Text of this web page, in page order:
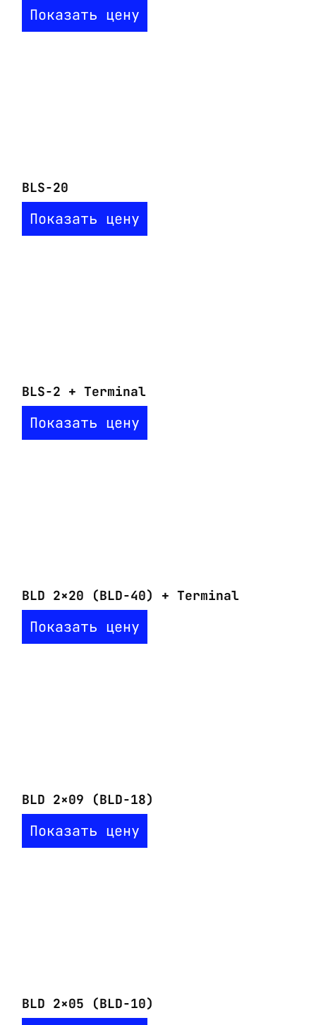
Показать цену
BLS-20
Показать цену
BLS-2 + Terminal
Показать цену
BLD 2×20 (BLD-40) + Terminal
Показать цену
BLD 2×09 (BLD-18)
Показать цену
BLD 2×05 (BLD-10)